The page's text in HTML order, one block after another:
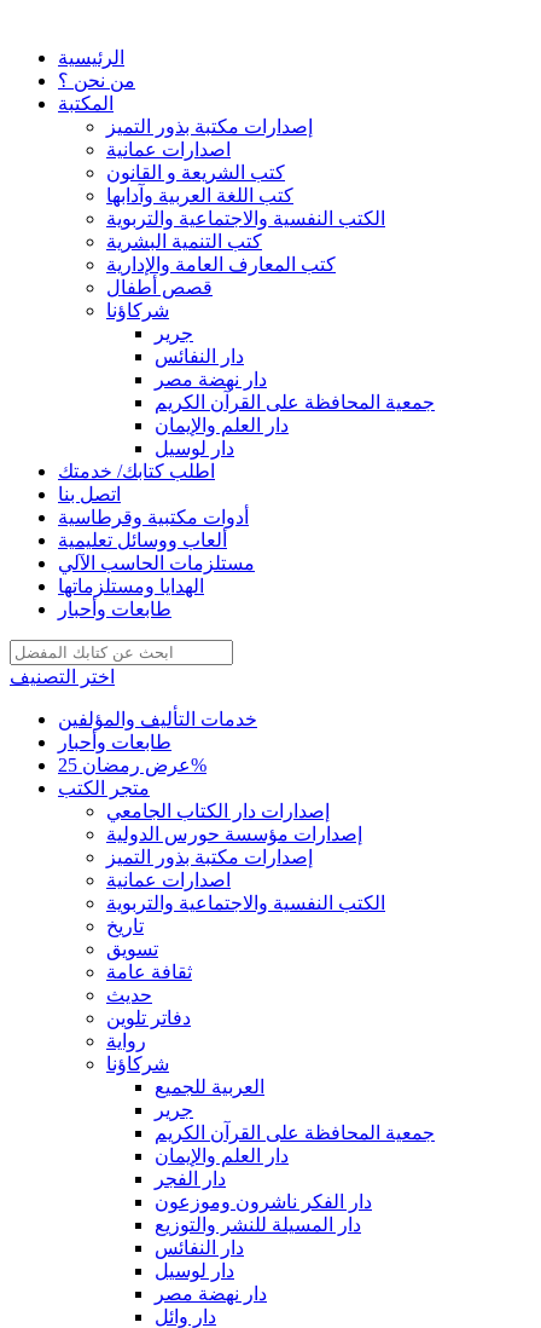
الرئيسية
من نحن ؟
المكتبة
إصدارات مكتبة بذور التميز
اصدارات عمانية
كتب الشريعة و القانون
كتب اللغة العربية وآدابها
الكتب النفسية والاجتماعية والتربوية
كتب التنمية البشرية
كتب المعارف العامة والإدارية
قصص أطفال
شركاؤنا
جرير
دار النفائس
دار نهضة مصر
جمعية المحافظة على القرآن الكريم
دار العلم والإيمان
دار لوسيل
اطلب كتابك/ خدمتك
اتصل بنا
أدوات مكتبية وقرطاسية
ألعاب ووسائل تعليمية
مستلزمات الحاسب الآلي
الهدايا ومستلزماتها
طابعات وأحبار
اختر التصنيف
خدمات التأليف والمؤلفين
طابعات وأحبار
عرض رمضان 25%
متجر الكتب
إصدارات دار الكتاب الجامعي
إصدارات مؤسسة حورس الدولية
إصدارات مكتبة بذور التميز
اصدارات عمانية
الكتب النفسية والاجتماعية والتربوية
تاريخ
تسويق
ثقافة عامة
حديث
دفاتر تلوين
رواية
شركاؤنا
العربية للجميع
جرير
جمعية المحافظة على القرآن الكريم
دار العلم والإيمان
دار الفجر
دار الفكر ناشرون وموزعون
دار المسيلة للنشر والتوزيع
دار النفائس
دار لوسيل
دار نهضة مصر
دار وائل